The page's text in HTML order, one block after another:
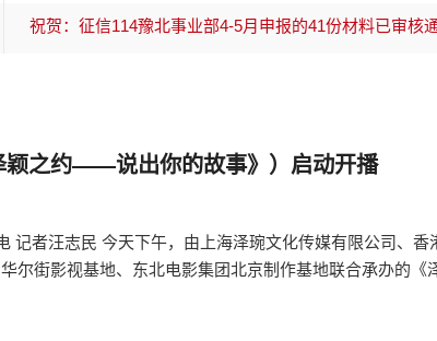
祝贺：征信114豫北事业部4-5月申报的41份材料已审核
颖之约——说出你的故事》）启动开播
记者汪志民 今天下午，由上海泽琬文化传媒有限公司、香
尔街影视基地、东北电影集团北京制作基地联合承办的《